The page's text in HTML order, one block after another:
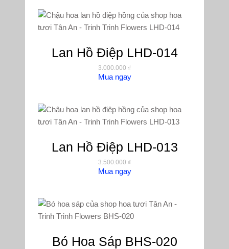
Lan Hồ Điệp LHD-014
3.000.000 ₫
Mua ngay
Lan Hồ Điệp LHD-013
3.500.000 ₫
Mua ngay
Bó Hoa Sáp BHS-020